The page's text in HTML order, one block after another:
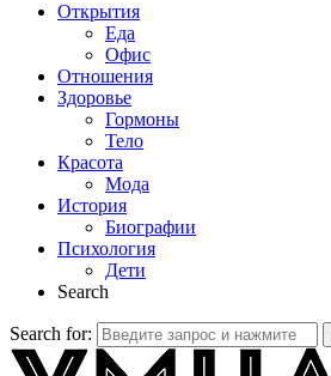
Открытия
Еда
Офис
Отношения
Здоровье
Гормоны
Тело
Красота
Мода
История
Биографии
Психология
Дети
Search
Search for: